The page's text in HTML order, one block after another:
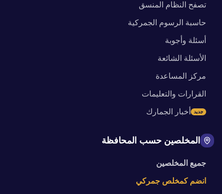
تصفح النظام المنسق
حاسبة الرسوم الجمركية
أسئلة وأجوبة
الأسئلة الشائعة
مركز المساعدة
القرارات والتعليمات
أخبار الجمارك جديد
المخلصين حسب المحافظة
جميع المخلصين
انضم كمخلص جمركي